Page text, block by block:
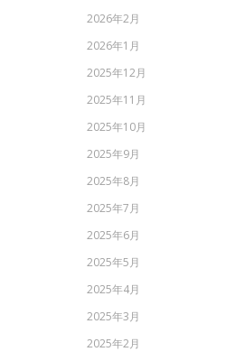
2026年2月
2026年1月
2025年12月
2025年11月
2025年10月
2025年9月
2025年8月
2025年7月
2025年6月
2025年5月
2025年4月
2025年3月
2025年2月